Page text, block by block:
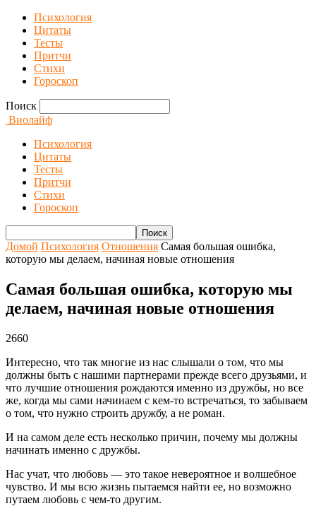
Психология
Цитаты
Тесты
Притчи
Стихи
Гороскоп
Поиск
Виолайф
Психология
Цитаты
Тесты
Притчи
Стихи
Гороскоп
Домой Психология Отношения Самая большая ошибка,
которую мы делаем, начиная новые отношения
Самая большая ошибка, которую мы
делаем, начиная новые отношения
2660
Интересно, что так многие из нас слышали о том, что мы
должны быть с нашими партнерами прежде всего друзьями, и
что лучшие отношения рождаются именно из дружбы, но все
же, когда мы сами начинаем с кем-то встречаться, то забываем
о том, что нужно строить дружбу, а не роман.
И на самом деле есть несколько причин, почему мы должны
начинать именно с дружбы.
Нас учат, что любовь — это такое невероятное и волшебное
чувство. И мы всю жизнь пытаемся найти ее, но возможно
путаем любовь с чем-то другим.